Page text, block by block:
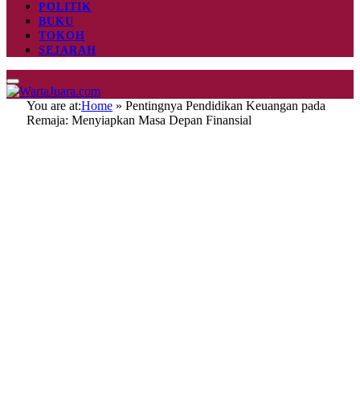
POLITIK
BUKU
TOKOH
SEJARAH
You are at:Home » Pentingnya Pendidikan Keuangan pada
Remaja: Menyiapkan Masa Depan Finansial